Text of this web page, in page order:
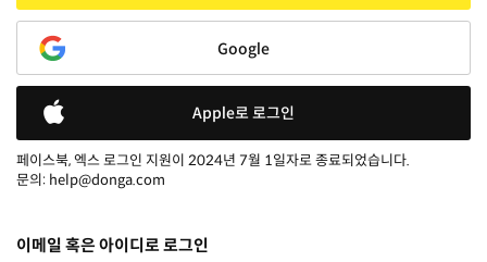
Google
Apple로 로그인
페이스북, 엑스 로그인 지원이 2024년 7월 1일자로 종료되었습니다.
문의: help@donga.com
이메일 혹은 아이디로 로그인